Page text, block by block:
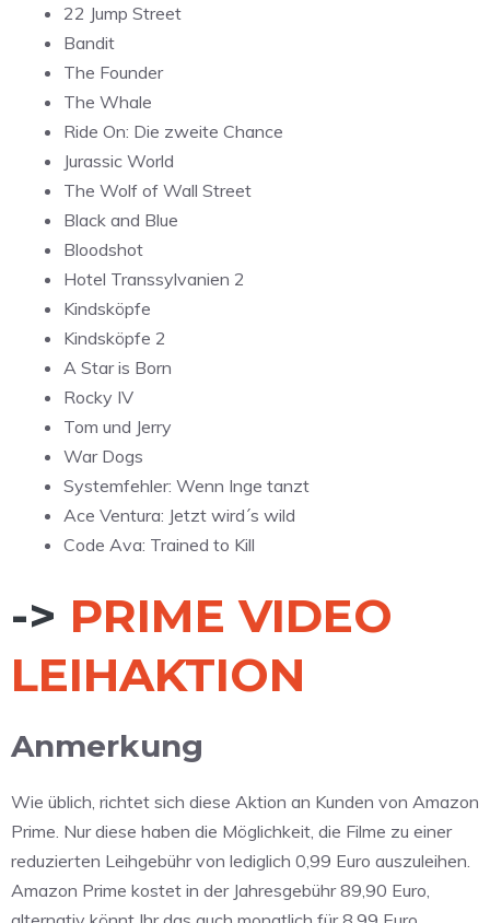
22 Jump Street
Bandit
The Founder
The Whale
Ride On: Die zweite Chance
Jurassic World
The Wolf of Wall Street
Black and Blue
Bloodshot
Hotel Transsylvanien 2
Kindsköpfe
Kindsköpfe 2
A Star is Born
Rocky IV
Tom und Jerry
War Dogs
Systemfehler: Wenn Inge tanzt
Ace Ventura: Jetzt wird´s wild
Code Ava: Trained to Kill
-> PRIME VIDEO
LEIHAKTION
Anmerkung
Wie üblich, richtet sich diese Aktion an Kunden von Amazon
Prime. Nur diese haben die Möglichkeit, die Filme zu einer
reduzierten Leihgebühr von lediglich 0,99 Euro auszuleihen.
Amazon Prime kostet in der Jahresgebühr 89,90 Euro,